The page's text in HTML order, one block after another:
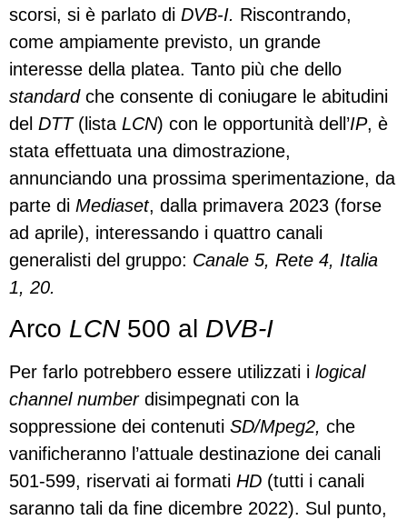
scorsi, si è parlato di DVB-I. Riscontrando,
come ampiamente previsto, un grande
interesse della platea. Tanto più che dello
standardche consente di coniugare le abitudini
del DTT(lista LCN) con le opportunità dell’IP, è
stata effettuata una dimostrazione,
annunciando una prossima sperimentazione, da
parte di Mediaset, dalla primavera 2023 (forse
ad aprile), interessando i quattro canali
generalisti del gruppo: Canale 5, Rete 4, Italia
1, 20.
Arco LCN500 al DVB-I
Per farlo potrebbero essere utilizzati i logical
channel numberdisimpegnati con la
soppressione dei contenuti SD/Mpeg2, che
vanificheranno l’attuale destinazione dei canali
501-599, riservati ai formati HD (tutti i canali
saranno tali da fine dicembre 2022). Sul punto,